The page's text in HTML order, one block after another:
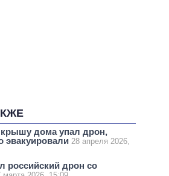
дома упал дрон,
эвакуировали 28 апреля 2026,
российский дрон со